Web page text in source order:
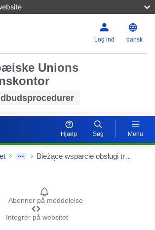
Log ind dansk
Unions
Hjælp Søg Menu
Bieżące wsparcie obsługi transportowej Zamawiającego, polegającej na kierowaniu przez pracowników Wykonawcy pojazdami będącymi w użytkowaniu Zamawiającego .
Detail Actions Portlet
Abonner på meddelelse
Integrér på websitet